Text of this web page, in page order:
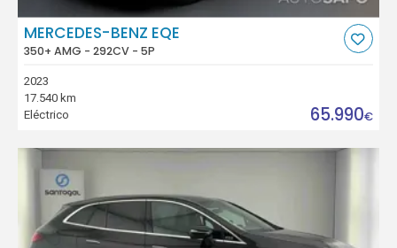
MERCEDES-BENZ EQE
350+ AMG - 292CV - 5P
2023
17.540 km
Eléctrico
65.990€